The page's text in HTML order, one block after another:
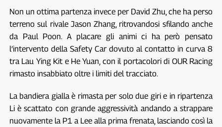
Non un ottima partenza invece per David Zhu, che ha perso
terreno sul rivale Jason Zhang, ritrovandosi sfilando anche
da Paul Poon. A placare gli animi ci ha però pensato
l’intervento della Safety Car dovuto al contatto in curva 8
tra Lau Ying Kit e He Yuan, con il portacolori di OUR Racing
rimasto insabbiato oltre i limiti del tracciato.
La bandiera gialla è rimasta per solo due giri e in ripartenza
Li è scattato con grande aggressività andando a strappare
nuovamente la P1 a Lee alla prima frenata, lasciando così la